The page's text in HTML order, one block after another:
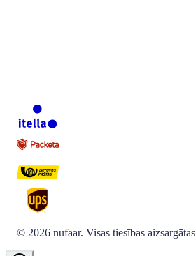
© 2026 nufaar. Visas tiesības aizsargātas